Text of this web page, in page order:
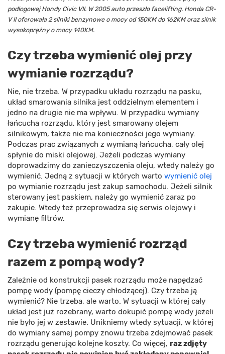
podłogowej Hondy Civic VII. W 2005 auto przeszło facelifting. Honda CR-
V II oferowała 2 silniki benzynowe o mocy od 150KM do 162KM oraz silnik
wysokoprężny o mocy 140KM.
Czy trzeba wymienić olej przy
wymianie rozrządu?
Nie, nie trzeba. W przypadku układu rozrządu na pasku,
układ smarowania silnika jest oddzielnym elementem i
jedno na drugie nie ma wpływu. W przypadku wymiany
łańcucha rozrządu, który jest smarowany olejem
silnikowym, także nie ma konieczności jego wymiany.
Podczas prac związanych z wymianą łańcucha, cały olej
spłynie do miski olejowej. Jeżeli podczas wymiany
doprowadzimy do zanieczyszczenia oleju, wtedy należy go
wymienić. Jedną z sytuacji w których warto wymienić olej
po wymianie rozrządu jest zakup samochodu. Jeżeli silnik
sterowany jest paskiem, należy go wymienić zaraz po
zakupie. Wtedy też przeprowadza się serwis olejowy i
wymianę filtrów.
Czy trzeba wymienić rozrząd
razem z pompą wody?
Zależnie od konstrukcji pasek rozrządu może napędzać
pompę wody (pompę cieczy chłodzącej). Czy trzeba ją
wymienić? Nie trzeba, ale warto. W sytuacji w której cały
układ jest już rozebrany, warto dokupić pompę wody jeżeli
nie było jej w zestawie. Unikniemy wtedy sytuacji, w której
do wymiany samej pompy znowu trzeba zdejmować pasek
rozrządu generując kolejne koszty. Co więcej, raz zdjęty